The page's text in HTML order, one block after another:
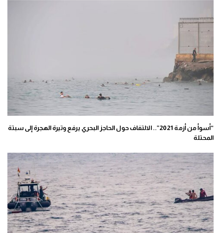
“أسوأ من أزمة 2021”.. الالتفاف حول الحاجز البحري يرفع وتيرة الهجرة إلى سبتة
المحتلة